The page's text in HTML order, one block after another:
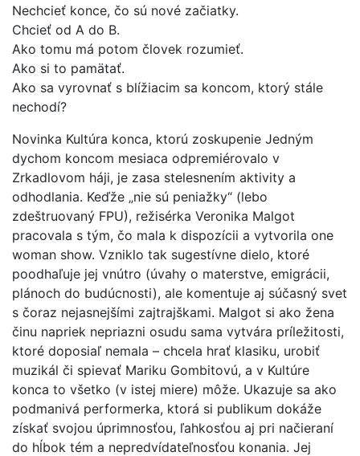
Nechcieť konce, čo sú nové začiatky.
Chcieť od A do B.
Ako tomu má potom človek rozumieť.
Ako si to pamätať.
Ako sa vyrovnať s blížiacim sa koncom, ktorý stále
nechodí?
Novinka Kultúra konca, ktorú zoskupenie Jedným
dychom koncom mesiaca odpremiérovalo v
Zrkadlovom háji, je zasa stelesnením aktivity a
odhodlania. Keďže „nie sú peniažky“ (lebo
zdeštruovaný FPU), režisérka Veronika Malgot
pracovala s tým, čo mala k dispozícii a vytvorila one
woman show. Vzniklo tak sugestívne dielo, ktoré
poodhaľuje jej vnútro (úvahy o materstve, emigrácii,
plánoch do budúcnosti), ale komentuje aj súčasný svet
s čoraz nejasnejšími zajtrajškami. Malgot si ako žena
činu napriek nepriazni osudu sama vytvára príležitosti,
ktoré doposiaľ nemala – chcela hrať klasiku, urobiť
muzikál či spievať Mariku Gombitovú, a v Kultúre
konca to všetko (v istej miere) môže. Ukazuje sa ako
podmanivá performerka, ktorá si publikum dokáže
získať svojou úprimnosťou, ľahkosťou aj pri načieraní
do hĺbok tém a nepredvídateľnosťou konania. Jej